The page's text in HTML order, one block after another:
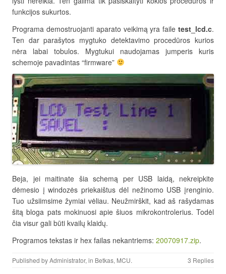
funkcijos sukurtos.
Programa demostruojanti aparato veikimą yra faile test_lcd.c.
Ten dar parašytos mygtuko detektavimo procedūros kurios
nėra labai tobulos. Mygtukui naudojamas jumperis kuris
schemoje pavadintas “firmware”
Beja, jei maitinate šia schemą per USB laidą, nekreipkite
dėmesio į windozės priekaištus dėl nežinomo USB įrenginio.
Tuo užsiimsime žymiai vėliau. Neužmirškit, kad aš rašydamas
šitą bloga pats mokinuosi apie šiuos mikrokontrolerius. Todėl
čia visur gali būti kvailų klaidų.
Programos tekstas ir hex failas nekantriems: 20070917.zip.
Published byAdministrator, in Betkas, MCU. 3 Replies